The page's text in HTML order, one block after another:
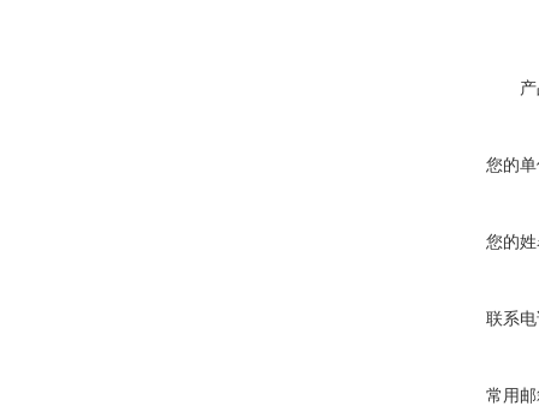
您的
您的
联系
常用